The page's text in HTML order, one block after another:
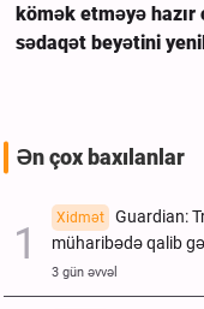
kömək etməyə hazır
sədaqət beyətini
Ən çox baxılanlar
Xidmət
Guardian:
müharibədə qalib
3 gün əvvəl